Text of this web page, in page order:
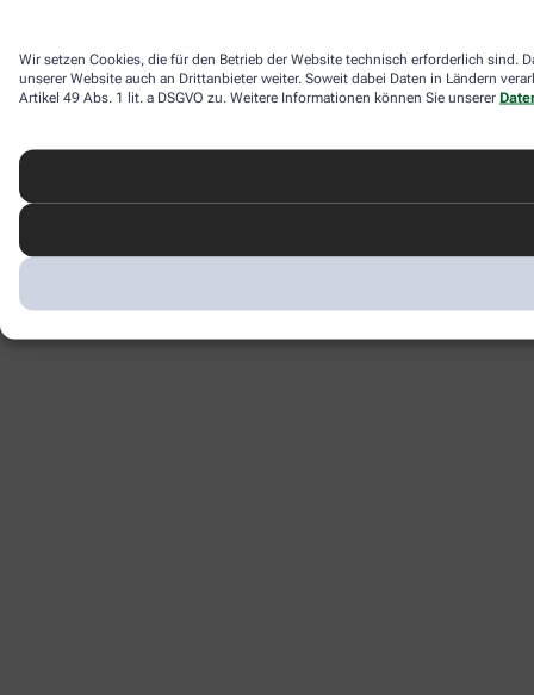
Wir setzen Cookies, die für den Betrieb der Website technisch erforderlich sind.
unserer Website auch an Drittanbieter weiter. Soweit dabei Daten in Ländern
Artikel 49 Abs. 1 lit. a DSGVO zu. Weitere Informationen können Sie unserer